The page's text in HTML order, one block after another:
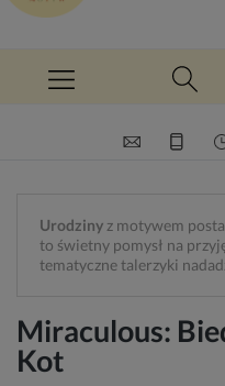
Urodziny z motywem
to świetny pomysł na
tematyczne talerzyki
Miraculous:
Kot